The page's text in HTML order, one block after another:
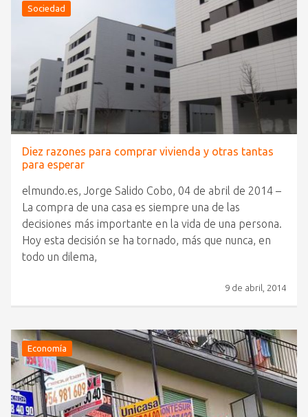
Sociedad
Diez razones para comprar vivienda y otras tantas
para esperar
elmundo.es, Jorge Salido Cobo, 04 de abril de 2014 –
La compra de una casa es siempre una de las
decisiones más importante en la vida de una persona.
Hoy esta decisión se ha tornado, más que nunca, en
todo un dilema,
9 de abril, 2014
Economía